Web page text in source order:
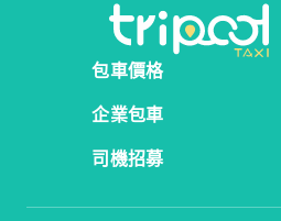
包車價格
企業包車
司機招募